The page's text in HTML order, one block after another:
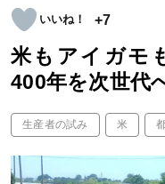
+7
米もアイガモ
400年を次世代
生産者の試み 米